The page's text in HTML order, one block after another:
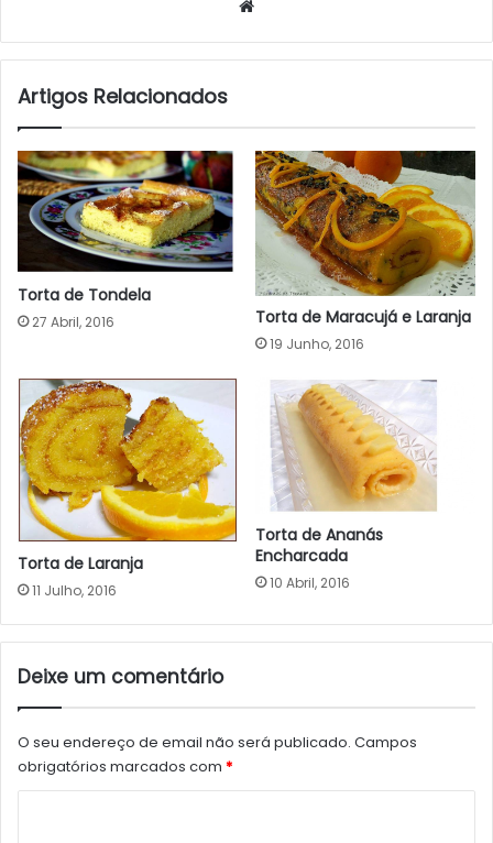
Artigos Relacionados
Torta de Tondela
27 Abril, 2016 Torta de Maracujá e Laranja
19 Junho, 2016
Torta de Laranja
11 Julho, 2016
Torta de Ananás
Encharcada
10 Abril, 2016
Deixe um comentário
O seu endereço de email não será publicado. Campos
obrigatórios marcados com *